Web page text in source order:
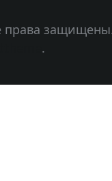
права
.